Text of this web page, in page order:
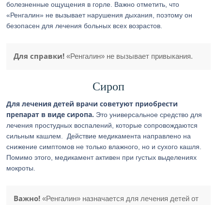
болезненные ощущения в горле. Важно отметить, что
«Ренгалин» не вызывает нарушения дыхания, поэтому он
безопасен для лечения больных всех возрастов.
Для справки! «Ренгалин» не вызывает привыкания.
Сироп
Для лечения детей врачи советуют приобрести
препарат в виде сиропа. Это универсальное средство для
лечения простудных воспалений, которые сопровождаются
сильным кашлем. Действие медикамента направлено на
снижение симптомов не только влажного, но и сухого кашля.
Помимо этого, медикамент активен при густых выделениях
мокроты.
Важно! «Ренгалин» назначается для лечения детей от